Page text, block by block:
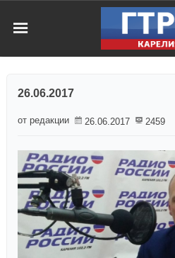
26.06.2017
от редакции 26.06.2017 2459